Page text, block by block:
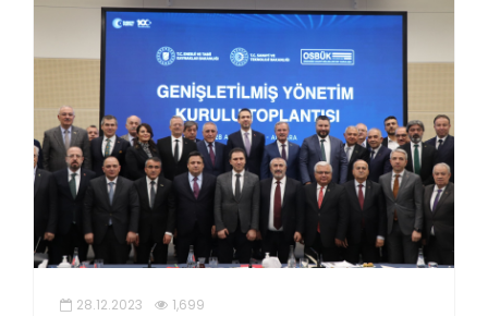
28.12.2023 1,699